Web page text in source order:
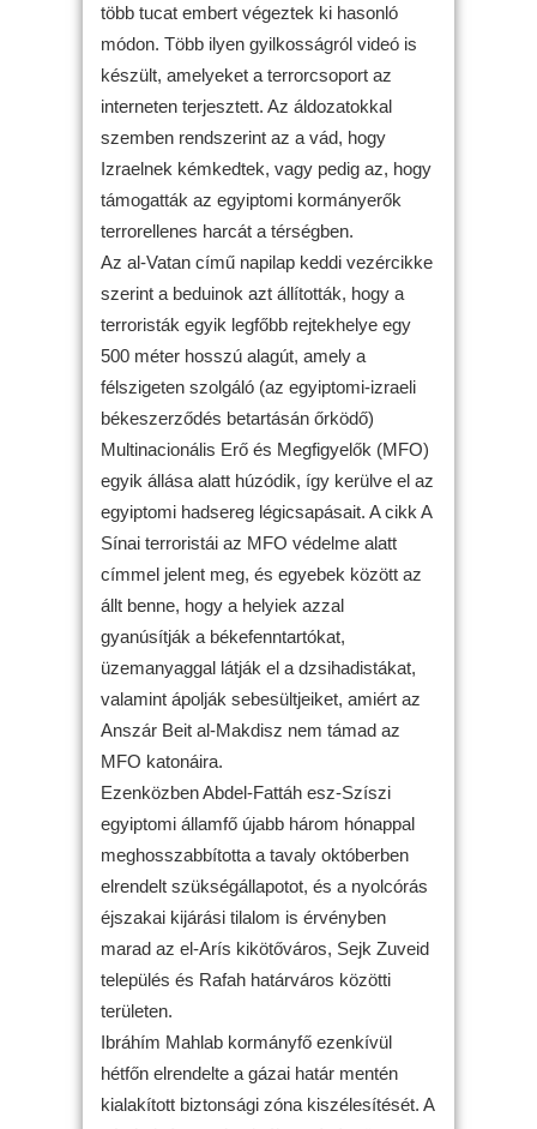
több tucat embert végeztek ki hasonló
módon. Több ilyen gyilkosságról videó is
készült, amelyeket a terrorcsoport az
interneten terjesztett. Az áldozatokkal
szemben rendszerint az a vád, hogy
Izraelnek kémkedtek, vagy pedig az, hogy
támogatták az egyiptomi kormányerők
terrorellenes harcát a térségben.
Az al-Vatan című napilap keddi vezércikke
szerint a beduinok azt állították, hogy a
terroristák egyik legfőbb rejtekhelye egy
500 méter hosszú alagút, amely a
félszigeten szolgáló (az egyiptomi-izraeli
békeszerződés betartásán őrködő)
Multinacionális Erő és Megfigyelők (MFO)
egyik állása alatt húzódik, így kerülve el az
egyiptomi hadsereg légicsapásait. A cikk A
Sínai terroristái az MFO védelme alatt
címmel jelent meg, és egyebek között az
állt benne, hogy a helyiek azzal
gyanúsítják a békefenntartókat,
üzemanyaggal látják el a dzsihadistákat,
valamint ápolják sebesültjeiket, amiért az
Anszár Beit al-Makdisz nem támad az
MFO katonáira.
Ezenközben Abdel-Fattáh esz-Szíszi
egyiptomi államfő újabb három hónappal
meghosszabbította a tavaly októberben
elrendelt szükségállapotot, és a nyolcórás
éjszakai kijárási tilalom is érvényben
marad az el-Arís kikötőváros, Sejk Zuveid
település és Rafah határváros közötti
területen.
Ibráhím Mahlab kormányfő ezenkívül
hétfőn elrendelte a gázai határ mentén
kialakított biztonsági zóna kiszélesítését. A